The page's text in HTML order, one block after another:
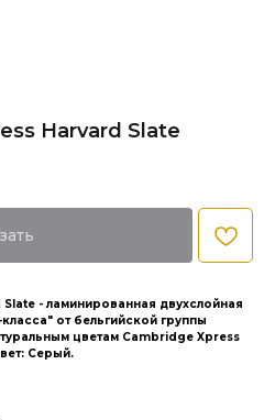
Harvard Slate
- ламинированная двухслойная
от бельгийской группы
цветам Cambridge Xpress
Серый.